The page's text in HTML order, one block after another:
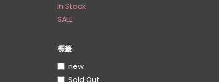
In Stock
SALE
標籤
new
Sold Out